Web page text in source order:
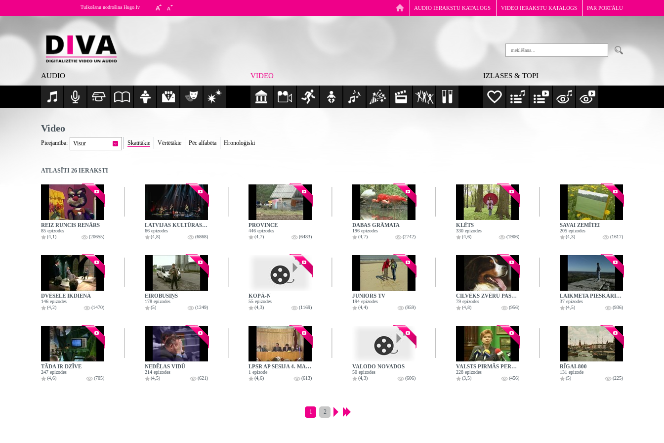
AUDIO IERAKSTU KATALOGS VIDEO IERAKSTU KATALOGS PAR PORTĀLU
Tulkošanu nodrošina Hugo.lv
AUDIO VIDEO IZLASES & TOPI
Video
Pieejamība: Visur Skatītākie Vērtētākie Pēc alfabēta Hronoloģiski
ATLASĪTI 26 IERAKSTI
REIZ RUNCIS RENĀRS
85 epizodes
(4,1)
(20655)
LATVIJAS KULTŪRAS NORISES
66 epizodes
(4,8)
(6868)
PROVINCE
446 epizodes
(4,7)
(6483)
DABAS GRĀMATA
196 epizodes
(4,7)
(2742)
KLĒTS
330 epizodes
(4,6)
(1906)
SAVAI ZEMĪTEI
205 epizodes
(4,3)
(1617)
DVĒSELE IKDIENĀ
146 epizodes
(4,2)
(1470)
EIROBUSIŅŠ
178 epizodes
(5)
(1249)
KOPĀ-N
55 epizodes
(4,3)
(1169)
JUNIORS TV
194 epizodes
(4,4)
(959)
CILVĒKS ZVĒRU PASAULĒ
79 epizodes
(4,8)
(956)
LAIKMETA PIESKĀRIENS
37 epizodes
(4,5)
(936)
TĀDA IR DZĪVE
247 epizodes
(4,6)
(705)
NEDĒĻAS VIDŪ
214 epizodes
(4,5)
(621)
LPSR AP SESIJA 4. MAIJA SĒDE
1 epizode
(4,6)
(613)
VALODO NOVADOS
50 epizodes
(4,3)
(606)
VALSTS PIRMĀS PERSONAS
228 epizodes
(3,5)
(456)
RĪGAI-800
131 epizode
(5)
(225)
1 2